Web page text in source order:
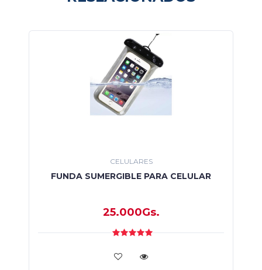
CELULARES
FUNDA SUMERGIBLE PARA CELULAR
25.000Gs.